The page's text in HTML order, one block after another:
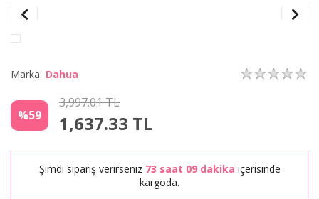
Marka: Dahua
%59
3,997.01 TL
1,637.33 TL
Şimdi sipariş verirseniz 73 saat 09 dakika içerisinde
kargoda.